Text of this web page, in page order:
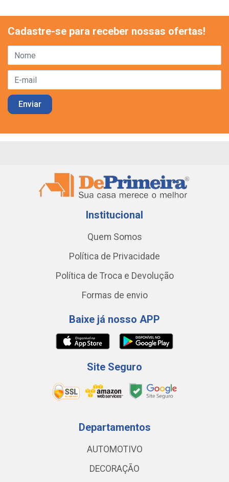
Cadastre-se para receber nossas ofertas!
Institucional
Quem Somos
Política de Privacidade
Política de Troca e Devolução
Formas de envio
Baixe já nosso APP
Site Seguro
Departamentos
AUTOMOTIVO
DECORAÇÃO